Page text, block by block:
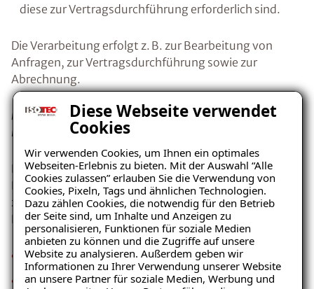
Diese Webseite verwendet
Cookies
Wir verwenden Cookies, um Ihnen ein optimales
Webseiten-Erlebnis zu bieten. Mit der Auswahl “Alle
Cookies zulassen” erlauben Sie die Verwendung von
Cookies, Pixeln, Tags und ähnlichen Technologien.
Dazu zählen Cookies, die notwendig für den Betrieb
der Seite sind, um Inhalte und Anzeigen zu
personalisieren, Funktionen für soziale Medien
anbieten zu können und die Zugriffe auf unsere
Website zu analysieren. Außerdem geben wir
Informationen zu Ihrer Verwendung unserer Website
an unsere Partner für soziale Medien, Werbung und
diese zur Vertragsdurchführung erforderlich sind.
Die Verarbeitung erfolgt z. B. zur Bearbeitung von
Anfragen, zur Vertragsdurchführung sowie zur
Abrechnung.
b) Pflege von Geschäftsbeziehungen (Art. 6 Abs. 1 lit. f
DSGVO)
Darüber hinaus verarbeiten wir personenbezogene
Daten zur Pflege bestehender Geschäftsbeziehungen,
zur internen Organisation sowie zur effizienten
Kommunikation, insbesondere:
geschäftliche Kontaktdaten,
Kommunikations‑ und Korrespondenzdaten,